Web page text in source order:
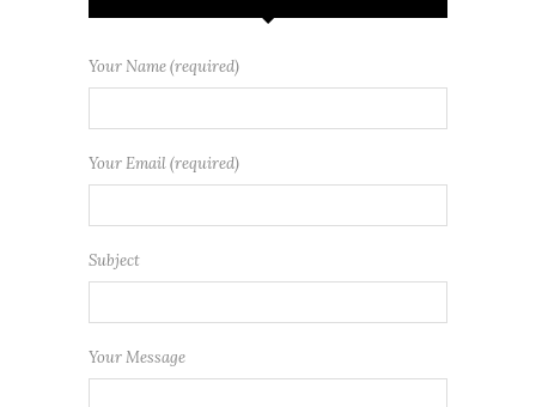
Your Name (required)
Your Email (required)
Subject
Your Message